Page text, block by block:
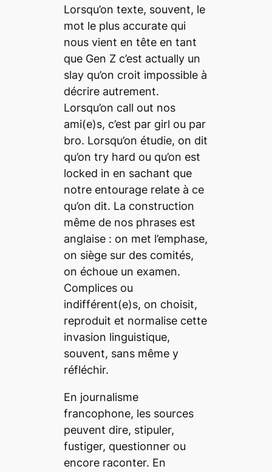
Lorsqu’on texte, souvent, le
mot le plus accuratequi
nous vient en tête en tant
que Gen Z c’est actuallyun
slay qu’on croit impossible à
décrire autrement.
Lorsqu’on call out nos
ami(e)s, c’est par girl ou par
bro. Lorsqu’on étudie, on dit
qu’on try hard ou qu’on est
locked in en sachant que
notre entourage relateà ce
qu’on dit. La construction
même de nos phrases est
anglaise : on met l’emphase,
on siège sur des comités,
on échoue un examen.
Complices ou
indifférent(e)s, on choisit,
reproduit et normalise cette
invasion linguistique,
souvent, sans même y
réfléchir.
En journalisme
francophone, les sources
peuvent dire, stipuler,
fustiger, questionner ou
encore raconter. En